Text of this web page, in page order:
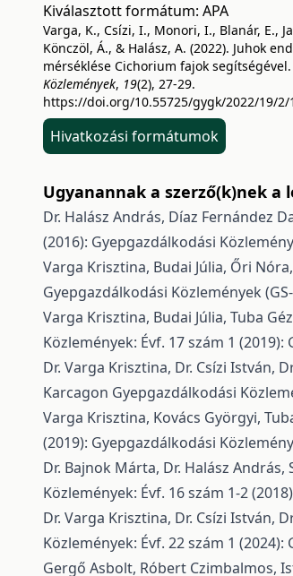
Kiválasztott formátum: APA
Varga, K., Csízi, I., Monori, I., Blanár, E.,
Könczöl, Á., & Halász, A. (2022). Juhok
mérséklése Cichorium fajok segítségével.
Közlemények, 19(2), 27-29.
https://doi.org/10.55725/gygk/2022/19/2/
Hivatkozási formátumok
Ugyanannak a szerző(k)nek
Dr. Halász András, Díaz Fernández
(2016): Gyepgazdálkodási
Varga Krisztina, Budai Júlia, Őri
Gyepgazdálkodási Közlemények
Varga Krisztina, Budai Júlia, Tuba
Közlemények: Évf. 17 szám 1
Dr. Varga Krisztina, Dr. Csízi István,
Karcagon Gyepgazdálkodási
Varga Krisztina, Kovács Györgyi,
(2019): Gyepgazdálkodási
Dr. Bajnok Márta, Dr. Halász András,
Közlemények: Évf. 16 szám 1-2
Dr. Varga Krisztina, Dr. Csízi István,
Közlemények: Évf. 22 szám 1
Gergő Asbolt, Róbert Czimbalmos,